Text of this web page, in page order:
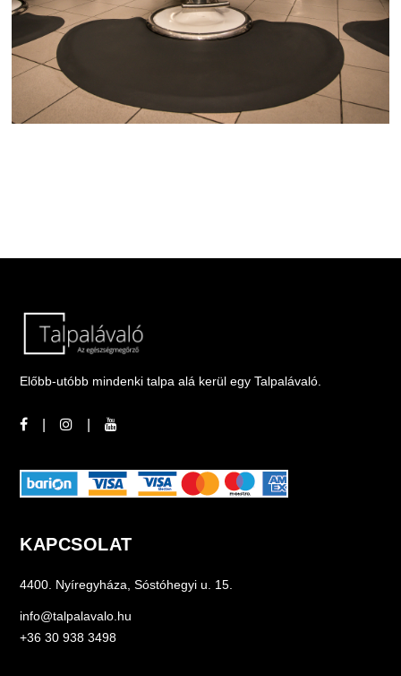
Előbb-utóbb mindenki talpa alá kerül egy Talpalávaló.
KAPCSOLAT
4400. Nyíregyháza, Sóstóhegyi u. 15.
info@talpalavalo.hu
+36 30 938 3498